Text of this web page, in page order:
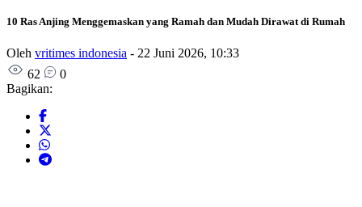
10 Ras Anjing Menggemaskan yang Ramah dan Mudah Dirawat di Rumah
Oleh vritimes indonesia - 22 Juni 2026, 10:33
62
0
Bagikan: